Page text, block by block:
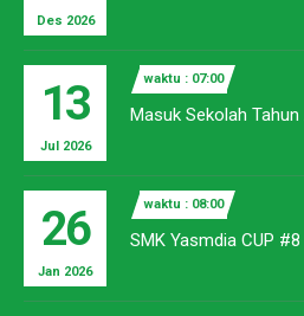
Des 2026
13
Jul 2026
waktu : 07:00
Masuk Sekolah
26
Jan 2026
waktu : 08:00
SMK Yasmdia CUP #8